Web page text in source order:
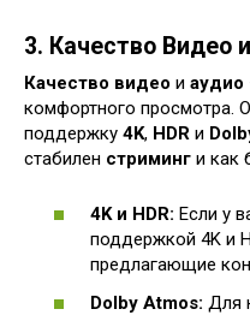
3. Качество Видео
Качество видео и аудио
комфортного просмотра.
поддержку 4K, HDR и
стабилен стриминг и как
4K и HDR: Если у
поддержкой 4K и
предлагающие
Dolby Atmos: Для